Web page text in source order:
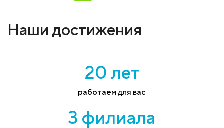
Наши достижения
20 лет
работаем для вас
3 филиала